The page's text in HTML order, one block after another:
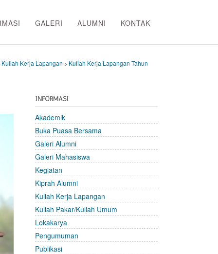
GALERI ALUMNI KONTAK
Kuliah Kerja Lapangan > Kuliah Kerja Lapangan Tahun
INFORMASI
Akademik
Buka Puasa Bersama
Galeri Alumni
Galeri Mahasiswa
Kegiatan
Kiprah Alumni
Kuliah Kerja Lapangan
Kuliah Pakar/Kuliah Umum
Lokakarya
Pengumuman
Publikasi